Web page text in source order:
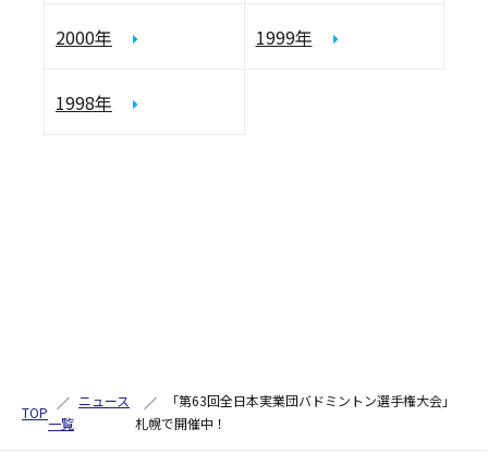
2000年 1999年
1998年
TOP
ニュース
一覧
「第63回全日本実業団バドミントン選手権大会」
札幌で開催中！